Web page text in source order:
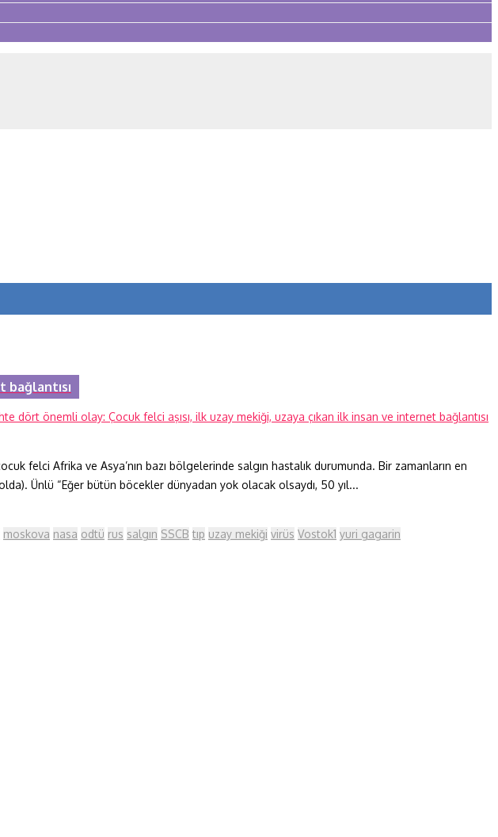
bağlantısı
felci Afrika ve Asya’nın bazı bölgelerinde salgın hastalık durumunda. Bir zamanların en
Ünlü “Eğer bütün böcekler dünyadan yok olacak olsaydı, 50 yıl...
moskova nasa odtü rus salgın SSCB tıp uzay mekiği virüs Vostok1 yuri gagarin